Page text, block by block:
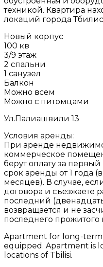
техникой. Квартира
локаций города
Новый корпус
100 кв
3/9 этаж
2 спальни
1 санузел
Балкон
Можно всем
Можно с питомцами
Ул.Палиашвили 13
Условия аренды:
При аренде
коммерческое
берут оплату за
срок аренды от 1 года
месяцев). В случае,
договора и съезжаете
последний
возвращается и не
последнего прожитого
Apartment for long-
equipped. Apartment is
locations of Tbilisi.